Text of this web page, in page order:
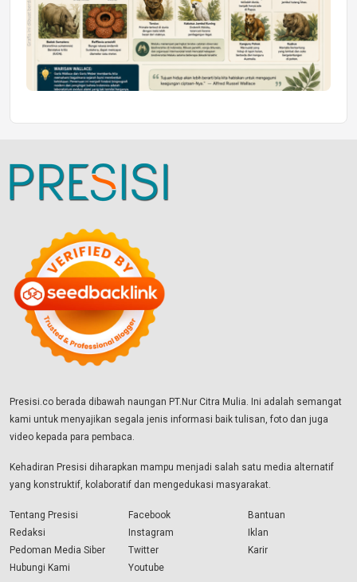
Presisi.co berada dibawah naungan PT.Nur Citra Mulia. Ini adalah semangat
kami untuk menyajikan segala jenis informasi baik tulisan, foto dan juga
video kepada para pembaca.
Kehadiran Presisi diharapkan mampu menjadi salah satu media alternatif
yang konstruktif, kolaboratif dan mengedukasi masyarakat.
Tentang Presisi
Redaksi
Pedoman Media Siber
Hubungi Kami
Facebook
Instagram
Twitter
Youtube
Bantuan
Iklan
Karir